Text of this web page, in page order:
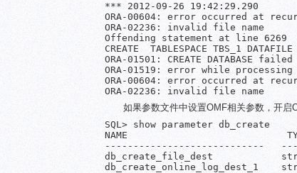
*** 2012-09-26 19:42:29.290
ORA-00604: error occurred at
ORA-02236: invalid file name
Offending statement at line 6269
CREATE  TABLESPACE TBS_1 DATAFILE
ORA-01501: CREATE DATABASE failed
ORA-01519: error while
ORA-00604: error occurred at
ORA-02236: invalid file name
如果参数文件中设置OMF相关参数，开启
SQL> show parameter db_create
NAME
----------------------------
db_create_file_dest
db_create_online_log_dest_1